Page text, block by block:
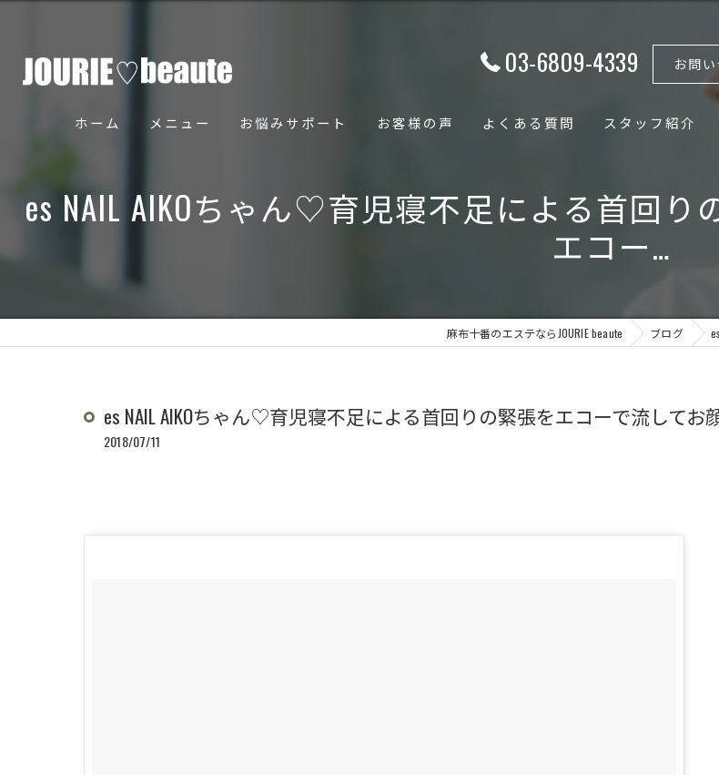
03-6809-4339 お問
ホーム メニュー お悩みサポート お客様の声 よくある質問 スタッフ紹介
es NAIL AIKOちゃん♡育児寝不足による首回
エコー…
麻布十番のエステならJOURIE beaute ブログ
es NAIL AIKOちゃん♡育児寝不足による首回りの緊張をエコーで流してお
2018/07/11